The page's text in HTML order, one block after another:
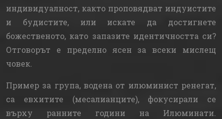
индивидуалност, както проповядват индуистите
и будистите, или искате да достигнете
божественото, като запазите идентичността си?
Отговорът е пределно ясен за всеки мислещ
човек.
Пример за група, водена от илюминист ренегат,
са евхитите (месалианците), фокусирали се
върху ранните години на Илюминати.